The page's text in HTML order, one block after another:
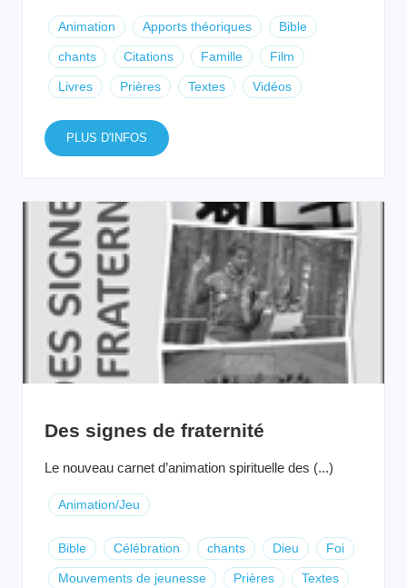
Animation Apports théoriques Bible
chants Citations Famille Film
Livres Prières Textes Vidéos
PLUS D'INFOS
Des signes de fraternité
Le nouveau carnet d’animation spirituelle des (...)
Animation/Jeu
Bible Célébration chants Dieu Foi
Mouvements de jeunesse Prières Textes